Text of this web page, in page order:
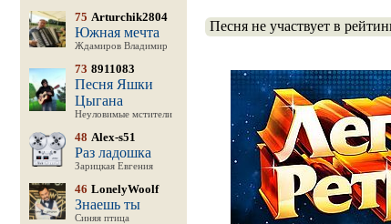
75 Arturchik2804
Южная мечта
Ждамиров Владимир
73 8911083
Песня Яшки
Цыгана
Неуловимые мстители
48 Alex-s51
Раз ладошка
Зарицкая Евгения
46 LonelyWoolf
Знаешь ты
Синяя птица
Песня не участвует в